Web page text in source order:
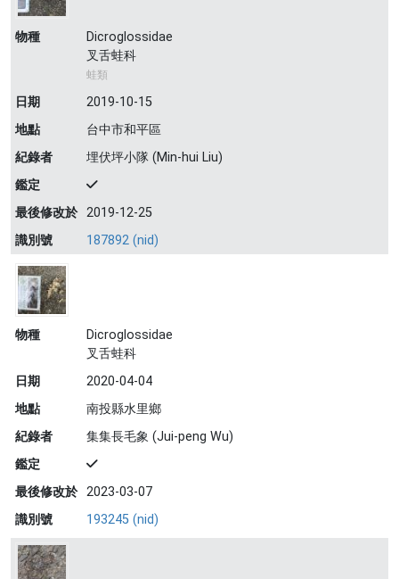
物種
Dicroglossidae
叉舌蛙科
蛙類
日期
2019-10-15
地點
台中市和平區
紀錄者
埋伏坪小隊 (Min-hui Liu)
鑑定
最後修改於 2019-12-25
識別號
187892 (nid)
物種
Dicroglossidae
叉舌蛙科
日期
2020-04-04
地點
南投縣水里鄉
紀錄者
集集長毛象 (Jui-peng Wu)
鑑定
最後修改於 2023-03-07
識別號
193245 (nid)